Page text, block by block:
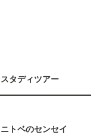
スタディツアー
ニトベのセンセイ